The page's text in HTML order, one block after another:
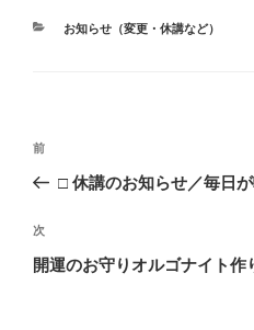
カ
お知らせ（変更・休講など）
投
ビ
ゲ
過
去
投
稿
前
□ 休講のお知らせ／毎日
次
の
次
開運のお守りオルゴナイト作